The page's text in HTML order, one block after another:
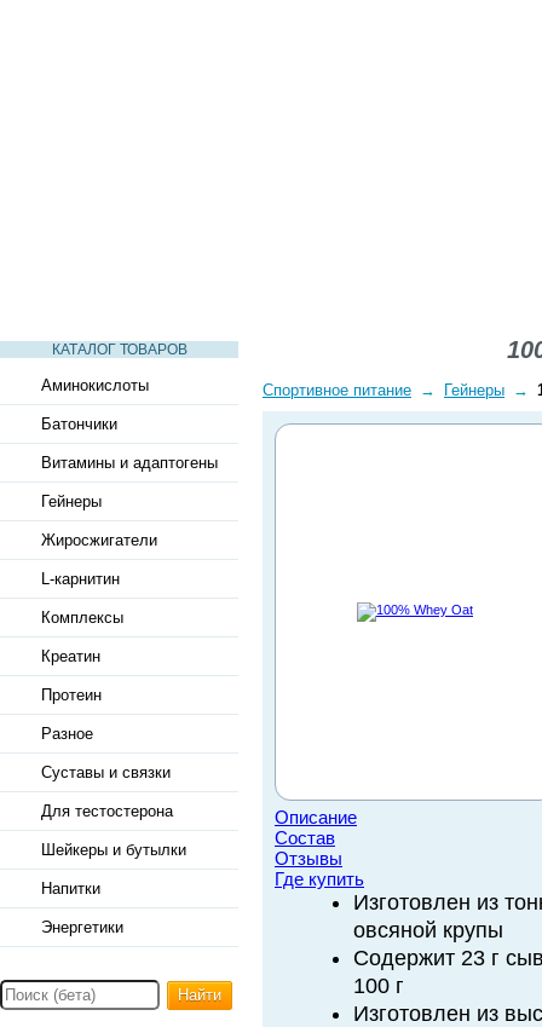
КАТАЛОГ ТОВАРОВ
Аминокислоты
Батончики
Витамины и адаптогены
Гейнеры
Жиросжигатели
L-карнитин
Комплексы
Креатин
Протеин
Разное
Суставы и связки
Для тестостерона
Шейкеры и бутылки
Напитки
Энергетики
Найти
Спортивное питание → Гейнеры →
Описание
Состав
Отзывы
Где купить
Изготовлен из
овсяной крупы
Содержит 23 г
100 г
Изготовлен из